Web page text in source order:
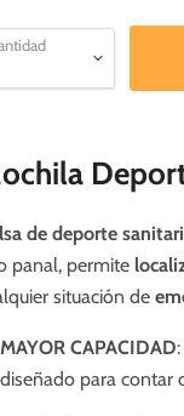
de deporte
panal, permite
situación de
MAYOR CAPACIDAD
diseñado para contar